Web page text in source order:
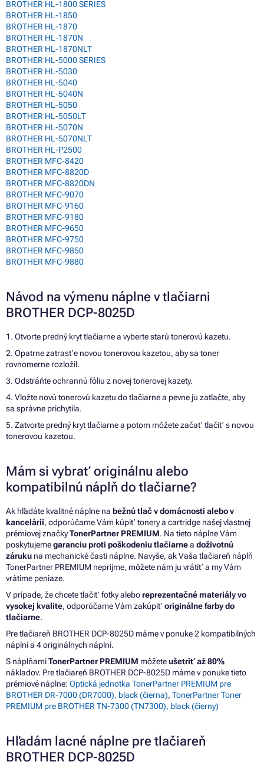
BROTHER HL-1800 SERIES
BROTHER HL-1850
BROTHER HL-1870
BROTHER HL-1870N
BROTHER HL-1870NLT
BROTHER HL-5000 SERIES
BROTHER HL-5030
BROTHER HL-5040
BROTHER HL-5040N
BROTHER HL-5050
BROTHER HL-5050LT
BROTHER HL-5070N
BROTHER HL-5070NLT
BROTHER HL-P2500
BROTHER MFC-8420
BROTHER MFC-8820D
BROTHER MFC-8820DN
BROTHER MFC-9070
BROTHER MFC-9160
BROTHER MFC-9180
BROTHER MFC-9650
BROTHER MFC-9750
BROTHER MFC-9850
BROTHER MFC-9880
Návod na výmenu náplne v tlačiarni
BROTHER DCP-8025D
1. Otvorte predný kryt tlačiarne a vyberte starú tonerovú kazetu.
2. Opatrne zatrasťe novou tonerovou kazetou, aby sa toner
rovnomerne rozložil.
3. Odstráňte ochrannú fóliu z novej tonerovej kazety.
4. Vložte novú tonerovú kazetu do tlačiarne a pevne ju zatlačte, aby
sa správne prichytila.
5. Zatvorte predný kryt tlačiarne a potom môžete začať tlačiť s novou
tonerovou kazetou.
Mám si vybrať originálnu alebo
kompatibilnú náplň do tlačiarne?
Ak hľadáte kvalitné náplne na bežnú tlač v domácnosti alebo v
kancelárii, odporúčame Vám kúpiť tonery a cartridge našej vlastnej
prémiovej značkyTonerPartner PREMIUM. Na tieto náplne Vám
poskytujemegaranciu proti poškodeniu tlačiarnea doživotnú
záruku na mechanické časti náplne. Navyše, ak Vaša tlačiareň náplň
TonerPartner PREMIUM neprijme, môžete nám ju vrátiť a my Vám
vrátime peniaze.
V prípade, že chcete tlačiť fotky aleboreprezentačné materiály vo
vysokej kvalite, odporúčame Vám zakúpiť originálne farby do
tlačiarne.
Pre tlačiareň BROTHER DCP-8025D máme v ponuke 2 kompatibilných
náplní a 4 originálnych náplní.
S náplňamiTonerPartner PREMIUM môžeteušetriť až 80%
nákladov. Pre tlačiareň BROTHER DCP-8025D máme v ponuke tieto
prémiové náplne: Optická jednotka TonerPartner PREMIUM pre
BROTHER DR-7000 (DR7000), black (čierna), TonerPartner Toner
PREMIUM pre BROTHER TN-7300 (TN7300), black (čierny)
Hľadám lacné náplne pre tlačiareň
BROTHER DCP-8025D